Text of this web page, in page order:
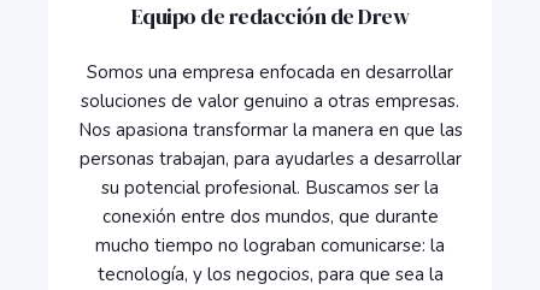
Equipo de redacción de Drew
Somos una empresa enfocada en desarrollar
soluciones de valor genuino a otras empresas.
Nos apasiona transformar la manera en que las
personas trabajan, para ayudarles a desarrollar
su potencial profesional. Buscamos ser la
conexión entre dos mundos, que durante
mucho tiempo no lograban comunicarse: la
tecnología, y los negocios, para que sea la